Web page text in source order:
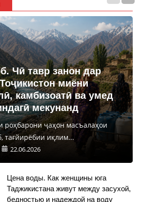
Чӣ тавр занон дар
миёни
камбизоатӣ ва умед
мекунанд
роҳбарони ҷаҳон масъалаҳои
тағйирёбии иқлим...
22.06.2026
Цена воды. Как женщины юга
Таджикистана живут между засухой,
бедностью и надеждой на воду